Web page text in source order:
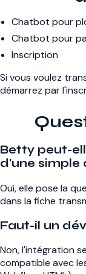
Chatbot pour
Chatbot pour
Inscription
Si vous voulez
démarrez par
Betty peut-
d'une simple
Oui, elle pose la
dans la fiche
Faut-il un
Non, l'intégration
compatible avec